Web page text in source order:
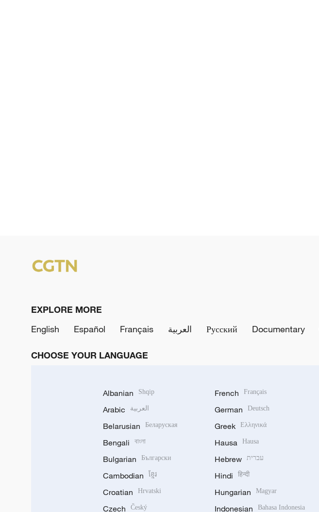
EXPLORE MORE
English
Español Français العربية Русский Documentary
CHOOSE YOUR LANGUAGE
Albanian Shqip
Arabic العربية
Belarusian Беларуская
Bengali বাংলা
Bulgarian Български
Cambodian ខ្មែរ
Croatian Hrvatski
Czech Český
French Français
German Deutsch
Greek Ελληνικά
Hausa Hausa
Hebrew עברית
Hindi हिन्दी
Hungarian Magyar
Indonesian Bahasa Indonesia